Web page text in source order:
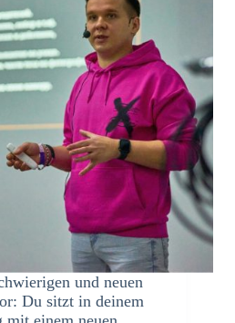
und neuen
Du sitzt in deinem